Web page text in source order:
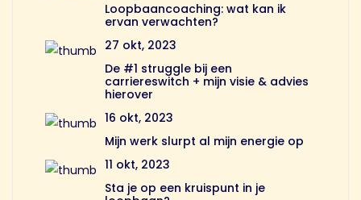
Loopbaancoaching: wat kan ik
ervan verwachten?
27 okt, 2023
De #1 struggle bij een
carriereswitch + mijn visie & advies
hierover
16 okt, 2023
Mijn werk slurpt al mijn energie op
11 okt, 2023
Sta je op een kruispunt in je